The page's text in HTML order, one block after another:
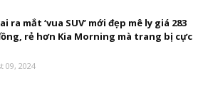
ra mắt ‘vua SUV’ mới đẹp mê ly giá 283
rẻ hơn Kia Morning mà trang bị cực
09, 2024